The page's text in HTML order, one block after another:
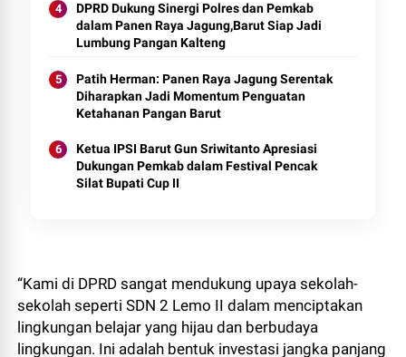
DPRD Dukung Sinergi Polres dan Pemkab
dalam Panen Raya Jagung,Barut Siap Jadi
Lumbung Pangan Kalteng
Patih Herman: Panen Raya Jagung Serentak
Diharapkan Jadi Momentum Penguatan
Ketahanan Pangan Barut
Ketua IPSI Barut Gun Sriwitanto Apresiasi
Dukungan Pemkab dalam Festival Pencak
Silat Bupati Cup II
“Kami di DPRD sangat mendukung upaya sekolah-
sekolah seperti SDN 2 Lemo II dalam menciptakan
lingkungan belajar yang hijau dan berbudaya
lingkungan. Ini adalah bentuk investasi jangka panjang